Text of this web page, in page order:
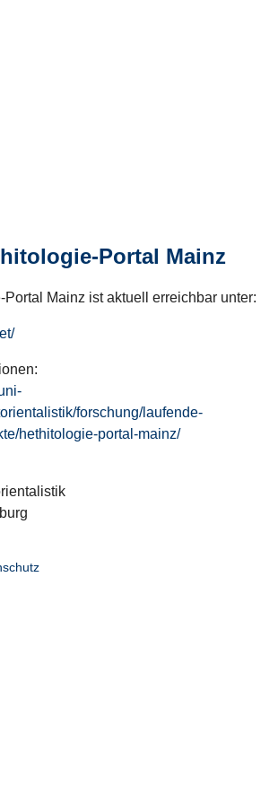
Portal Mainz
Portal Mainz ist aktuell erreichbar unter:
forschung/laufende-
hethitologie-portal-mainz/